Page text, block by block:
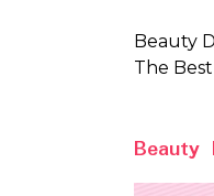
Beauty
The
Beauty